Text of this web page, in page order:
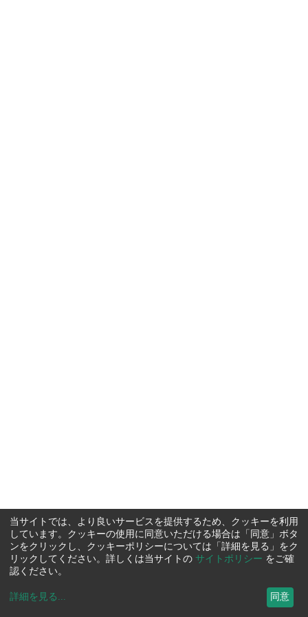
当サイトでは、より良いサービスを提供するため、クッキーを利用
しています。クッキーの使用に同意いただける場合は「同意」ボタ
ンをクリックし、クッキーポリシーについては「詳細を見る」をク
リックしてください。詳しくは当サイトの サイトポリシー をご確
認ください。
詳細を見る ... 同意